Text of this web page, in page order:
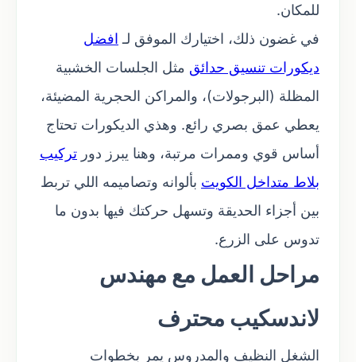
للمكان.
في غضون ذلك، اختيارك الموفق لـ افضل
ديكورات تنسيق حدائق مثل الجلسات الخشبية
المظلة (البرجولات)، والمراكن الحجرية المضيئة،
يعطي عمق بصري رائع. وهذي الديكورات تحتاج
أساس قوي وممرات مرتبة، وهنا يبرز دور تركيب
بلاط متداخل الكويت بألوانه وتصاميمه اللي تربط
بين أجزاء الحديقة وتسهل حركتك فيها بدون ما
تدوس على الزرع.
مراحل العمل مع مهندس
لاندسكيب محترف
الشغل النظيف والمدروس يمر بخطوات